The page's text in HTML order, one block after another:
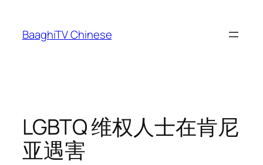
content
BaaghiTV Chinese
LGBTQ 维权人士在肯尼
亚遇害